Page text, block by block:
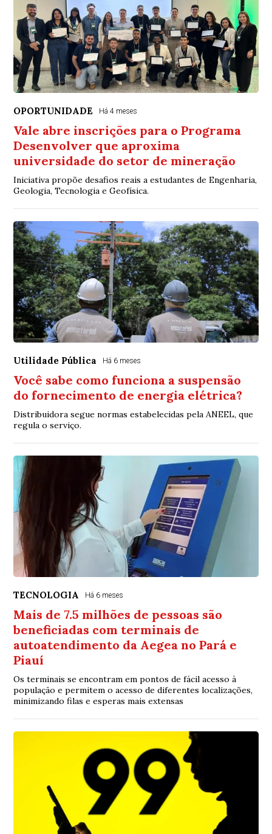
OPORTUNIDADE Há 4 meses
Vale abre inscrições para o Programa
Desenvolver que aproxima
universidade do setor de mineração
Iniciativa propõe desafios reais a estudantes de Engenharia,
Geologia, Tecnologia e Geofísica.
Utilidade Pública Há 6 meses
Você sabe como funciona a suspensão
do fornecimento de energia elétrica?
Distribuidora segue normas estabelecidas pela ANEEL, que
regula o serviço.
TECNOLOGIA Há 6 meses
Mais de 7.5 milhões de pessoas são
beneficiadas com terminais de
autoatendimento da Aegea no Pará e
Piauí
Os terminais se encontram em pontos de fácil acesso à
população e permitem o acesso de diferentes localizações,
minimizando filas e esperas mais extensas